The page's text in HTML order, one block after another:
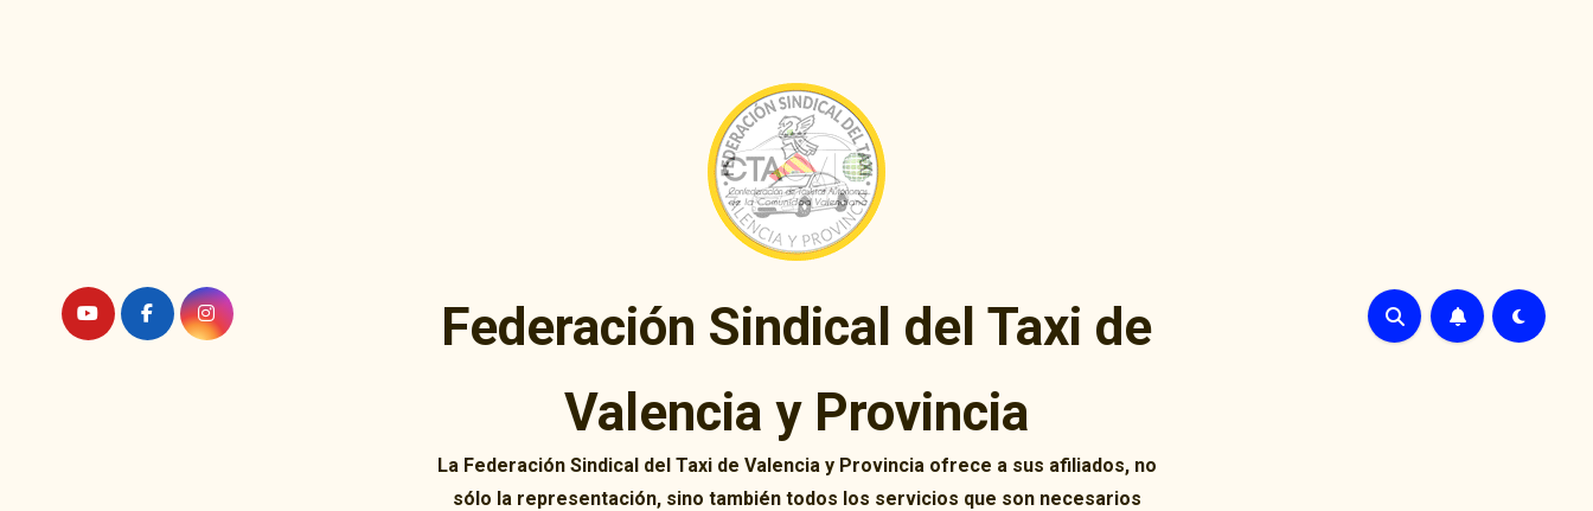
Federación Sindical del Taxi de
Valencia y Provincia
La Federación Sindical del Taxi de Valencia y Provincia ofrece a sus afiliados, no
sólo la representación, sino también todos los servicios que son necesarios